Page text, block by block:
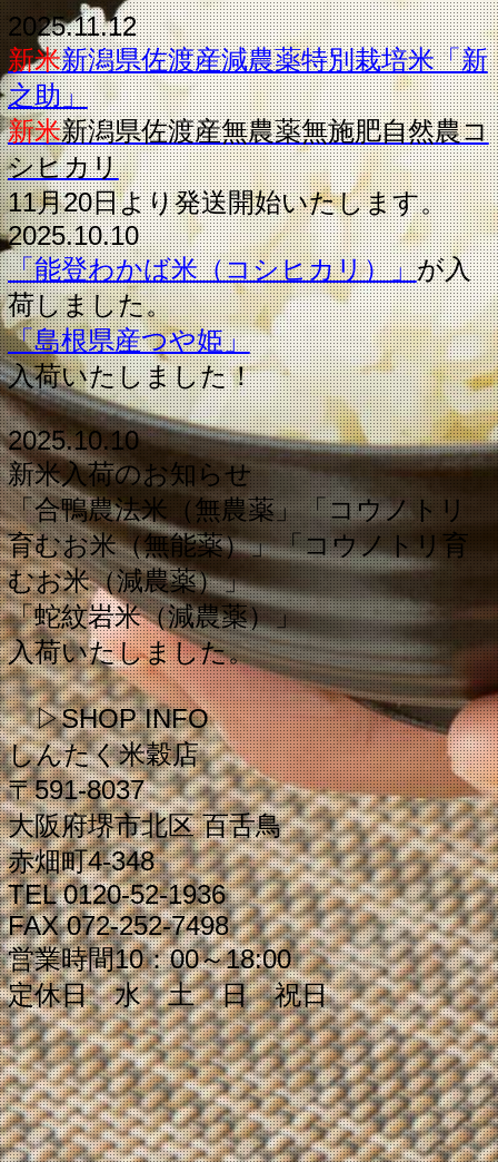
2025.11.12
新米新潟県佐渡産減農薬特別栽培米「新
之助」
新米新潟県佐渡産無農薬無施肥自然農コ
シヒカリ
11月20日より発送開始いたします。
2025.10.10
「能登わかば米（コシヒカリ）」が入
荷しました。
「島根県産つや姫」
入荷いたしました！
2025.10.10
新米入荷のお知らせ
「合鴨農法米（無農薬」「コウノトリ
育むお米（無能薬）」「コウノトリ育
むお米（減農薬）」
「蛇紋岩米（減農薬）」
入荷いたしました。
▷SHOP INFO
しんたく米穀店
〒591‐8037
大阪府堺市北区百舌鳥
赤畑町4‐348
TEL 0120-52-1936
FAX 072‐252‐7498
営業時間10：00～18:00
定休日 水 土 日 祝日